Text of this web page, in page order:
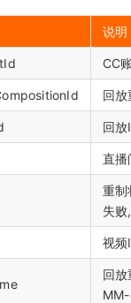
说明
CC
回
回放
直播
重制
失
视
回